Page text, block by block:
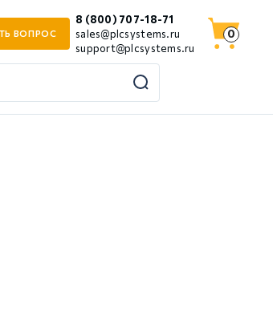
ВОПРОС
8 (800) 707-18-71
sales@plcsystems.ru
support@plcsystems.ru
0